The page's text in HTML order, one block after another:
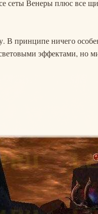
сеты Венеры плюс все
В принципе ничего
эффектами, но